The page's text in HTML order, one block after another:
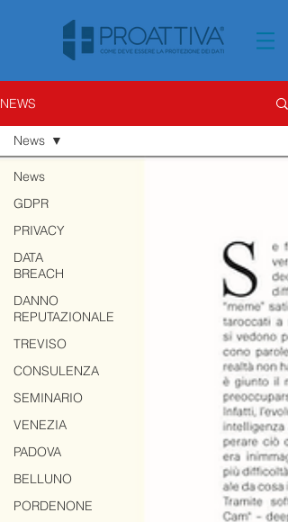
NEWS
News
GDPR
PRIVACY
DATA
BREACH
DANNO
REPUTAZIONALE
TREVISO
CONSULENZA
SEMINARIO
VENEZIA
PADOVA
BELLUNO
PORDENONE
News